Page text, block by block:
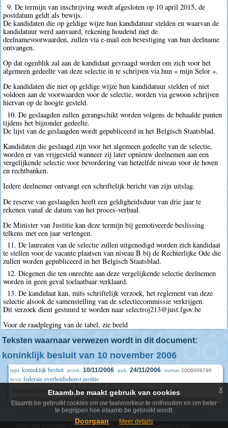
9. De termijn van inschrijving wordt afgesloten op 10 april 2015, de
postdatum geldt als bewijs.
De kandidaten die op geldige wijze hun kandidatuur stelden en waarvan de
kandidatuur werd aanvaard, rekening houdend met de
deelnamevoorwaarden, zullen via e-mail een bevestiging van hun deelname
ontvangen.
Op dat ogenblik zal aan de kandidaat gevraagd worden om zich voor het
algemeen gedeelte van deze selectie in te schrijven via hun « mijn Selor ».
De kandidaten die niet op geldige wijze hun kandidatuur stelden of niet
voldoen aan de voorwaarden voor de selectie, worden via gewoon schrijven
hiervan op de hoogte gesteld.
10. De geslaagden zullen gerangschikt worden volgens de behaalde punten
tijdens het bijzonder gedeelte.
De lijst van de geslaagden wordt gepubliceerd in het Belgisch Staatsblad.
Kandidaten die geslaagd zijn voor het algemeen gedeelte van de selectie,
worden er van vrijgesteld wanneer zij later opnieuw deelnemen aan een
vergelijkende selectie voor bevordering van hetzelfde niveau voor de hoven
en rechtbanken.
Iedere deelnemer ontvangt een schriftelijk bericht van zijn uitslag.
De reserve van geslaagden heeft een geldigheidsduur van drie jaar te
rekenen vanaf de datum van het proces-verbaal.
De Minister van Justitie kan deze termijn bij gemotiveerde beslissing
telkens met een jaar verlengen.
11. De laureaten van de selectie zullen uitgenodigd worden zich kandidaat
te stellen voor de vacante plaatsen van niveau B bij de Rechterlijke Ode die
zullen worden gepubliceerd in het Belgisch Staatsblad.
12. Diegenen die ten onrechte aan deze vergelijkende selectie deelnemen
worden in geen geval toelaatbaar verklaard.
13. De kandidaat kan, mits schriftelijk verzoek, het reglement van deze
selectie alsook de samenstelling van de selectiecommissie verkrijgen.
Dit verzoek dient gestuurd te worden naar selectroj213@just.fgov.be
Voor de raadpleging van de tabel, zie beeld
Teksten waarnaar verwezen wordt in dit document:
koninklijk besluit van 10 november 2006
type koninklijk besluit prom. 10/11/2006 pub. 24/11/2006 numac 2006009790
bron federale overheidsdienst justitie
Koninklijk besluit betreffende het statuut, de loopbaan en de
bezoldigingsregeling van het personeel van griffies en parketsecretariaten
Terms and conditions Privacy policy|Cookie policy|Accessibility policy
Etaamb.be maakt gebruik van cookies
Etaamb.be gebruikt cookies om uw taalvoorkeur te onthouden en om beter
te begrijpen hoe etaamb.be gebruikt wordt.
Doorgaan Meer details
x